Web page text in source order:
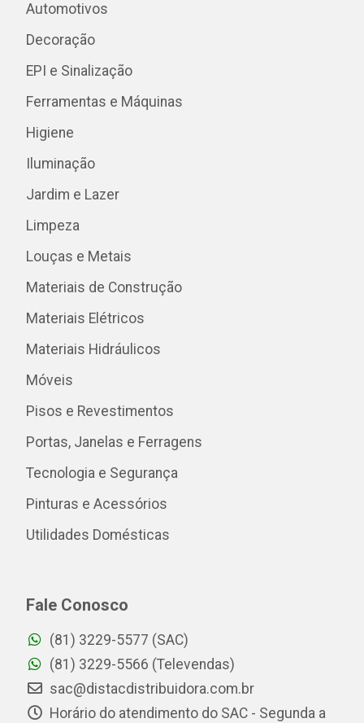
Automotivos
Decoração
EPI e Sinalização
Ferramentas e Máquinas
Higiene
Iluminação
Jardim e Lazer
Limpeza
Louças e Metais
Materiais de Construção
Materiais Elétricos
Materiais Hidráulicos
Móveis
Pisos e Revestimentos
Portas, Janelas e Ferragens
Tecnologia e Segurança
Pinturas e Acessórios
Utilidades Domésticas
Fale Conosco
(81) 3229-5577 (SAC)
(81) 3229-5566 (Televendas)
sac@distacdistribuidora.com.br
Horário do atendimento do SAC - Segunda a